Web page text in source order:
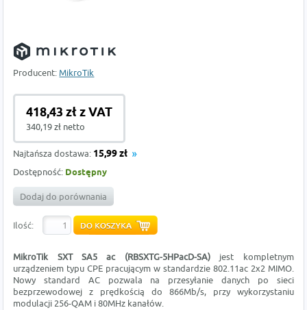
Producent: MikroTik
418,43 zł z VAT
340,19 zł netto
Najtańsza dostawa: 15,99 zł
Dostępność: Dostępny
Dodaj do porównania
Ilość:
MikroTik SXT SA5 ac (RBSXTG-5HPacD-SA)jest kompletnym
urządzeniem typu CPE pracującym w standardzie 802.11ac 2x2 MIMO.
Nowy standard AC pozwala na przesyłanie danych po sieci
bezprzewodowej z prędkością do 866Mb/s, przy wykorzystaniu
modulacji 256-QAM i 80MHz kanałów.